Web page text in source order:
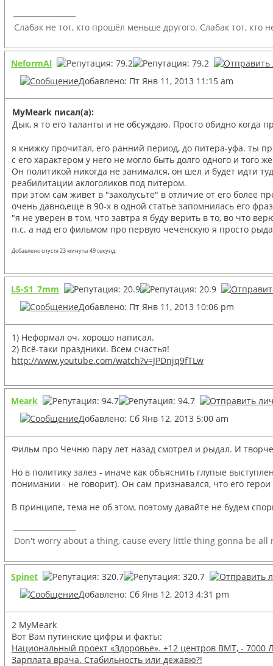
Слабак не тот, кто прошёл меньше другого. Слабак тот, кто
NeformAl
Добавлено: Пт Янв 11, 2013 11:15 am
MyMeark писал(а):
Дык, я то его таланты и не обсуждаю. Просто обидно когда
я книжку прочитал, его ранний период, до питера-уфа. ты
с его характером у него не могло быть долго одного и того
Он политикой никогда не занимался, он шел и будет идти
реабилитации аклоголиков под питером.
при этом сам живет в "захолусьте" в отличие от его более
очень давно,еще в 90-х в одной статье запомнилась его
"я не уверен в том, что завтра я буду верить в то, во что
п.с. а над его фильмом про первую чеченскую я просто
Добавлено спустя 23 минуты 49 секунд:
L5-S1_7mm
Добавлено: Пт Янв 11, 2013 10:06 pm
1) Неформал оч. хорошо написал.
2) Всё-таки праздники. Всем счастья!
http://www.youtube.com/watch?v=JPDnjq9fTLw
Meark
Добавлено: Сб Янв 12, 2013 5:00 am
Фильм про Чечню пару лет назад смотрел и рыдал. И
Но в политику залез - иначе как объяснить глупые
понимании - не говорит). Он сам признавался, что его
В принципе, тема не об этом, поэтому давайте не будем
Don't worry about a thing, cause every little thing gonna be all
Spinet
Добавлено: Сб Янв 12, 2013 4:31 pm
2 MyMeark
Вот Вам путинские цифры и факты:
Национальный проект «Здоровье». +12 центров ВМТ, - 7000
Зарплата врача. Стабильность или дежавю?!